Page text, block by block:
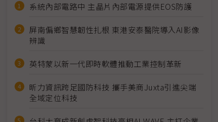
系統內部電路中 主晶片內部電源提供EOS防護
屏南偏鄉智慧韌性扎根 東港安泰醫院導入AI影像
辨識
英特蒙以新一代即時軟體推動工業控制革新
昕力資訊跨足國防科技 攜手美商Juxta引進尖端
全域定位科技